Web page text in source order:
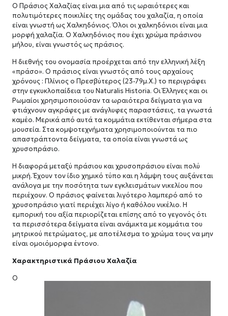
Ο Πράσιος Χαλαζίας είναι μια από τις ωραιότερες και
πολυτιμότερες ποικιλίες της ομάδας του χαλαζία, η οποία
είναι γνωστή ως Χαλκηδόνιος. Όλοι οι χαλκηδόνιοι είναι μια
μορφή χαλαζία. Ο Χαλκηδόνιος που έχει χρώμα πράσινου
μήλου, είναι γνωστός ως πράσιος.
Η διεθνής του ονομασία προέρχεται από την ελληνική λέξη
«πράσο». Ο πράσιος είναι γνωστός από τους αρχαίους
χρόνους : Πλίνιος ο Πρεσβύτερος (23-79μ.Χ.) το περιγράφει
στην εγκυκλοπαίδεια του Naturalis Historia. Οι Έλληνες και οι
Ρωμαίοι χρησιμοποιούσαν τα ωραιότερα δείγματα για να
φτιάχνουν αγκράφες με ανάγλυφες παραστάσεις, τα γνωστά
καμέο. Μερικά από αυτά τα κομμάτια εκτίθενται σήμερα στα
μουσεία. Στα κομψοτεχνήματα χρησιμοποιούνται τα πιο
απαστράπτοντα δείγματα, τα οποία είναι γνωστά ως
χρυσοπράσιο.
Η διαφορά μεταξύ πράσιου και χρυσοπράσιου είναι πολύ
μικρή. Έχουν τον ίδιο χημικό τύπο και η λάμψη τους αυξάνεται
ανάλογα με την ποσότητα των εγκλεισμάτων νικελίου που
περιέχουν. Ο πράσιος φαίνεται λιγότερο λαμπερό από το
χρυσοπράσιο γιατί περιέχει λίγο ή καθόλου νικέλιο. Η
εμπορική του αξία περιορίζεται επίσης από το γεγονός ότι
τα περισσότερα δείγματα είναι ανάμικτα με κομμάτια του
μητρικού πετρώματος, με αποτέλεσμα το χρώμα τους να μην
είναι ομοιόμορφα έντονο.
Χαρακτηριστικά Πράσιου Χαλαζία
Ο